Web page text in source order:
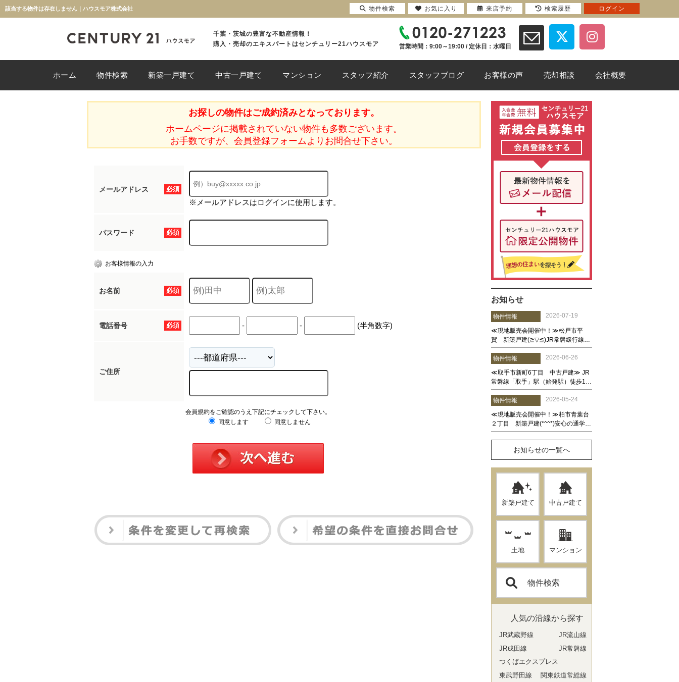
該当する物件は存在しません｜ハウスモア株式会社
千葉・茨城の豊富な不動産情報！
購入・売却のエキスパートはセンチュリー21ハウスモア
営業時間：9:00～19:00 / 定休日：水曜日
ホーム 物件検索 新築一戸建て 中古一戸建て マンション スタッフ紹介 スタッフブログ お客様の声 売却相談 会社概要
お探しの物件はご成約済みとなっております。
ホームページに掲載されていない物件も多数ございます。
お手数ですが、会員登録フォームよりお問合せ下さい。
必須
メールアドレス
※メールアドレスはログインに使用します。
必須
パスワード
お客様情報の入力
必須
お名前
必須
電話番号 - - (半角数字)
ご住所
会員規約をご確認のうえ下記にチェックして下さい。
同意します
同意しません
お知らせ
お知らせの一覧へ
新築戸建て 中古戸建て
土地 マンション
物件検索
人気の沿線から探す
JR武蔵野線
JR流山線
JR成田線
JR常磐線
つくばエクスプレス
東武野田線
関東鉄道常総線
物件検索 お気に入り 来店予約 検索履歴 ログイン